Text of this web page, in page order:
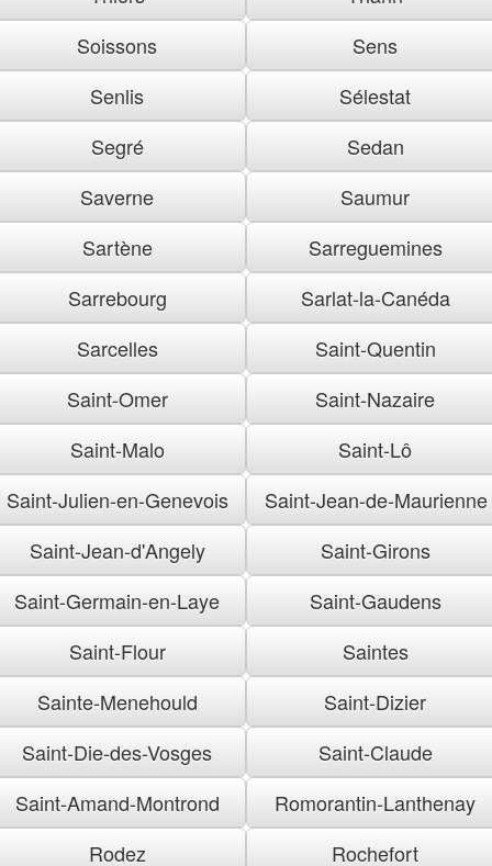
Soissons
Sens
Senlis
Sélestat
Segré
Sedan
Saverne
Saumur
Sartène
Sarreguemines
Sarrebourg
Sarlat-la-Canéda
Sarcelles
Saint-Quentin
Saint-Omer
Saint-Nazaire
Saint-Malo
Saint-Lô
Saint-Julien-en-Genevois
Saint-Jean-de-Maurienne
Saint-Jean-d'Angely
Saint-Girons
Saint-Germain-en-Laye
Saint-Gaudens
Saint-Flour
Saintes
Sainte-Menehould
Saint-Dizier
Saint-Die-des-Vosges
Saint-Claude
Saint-Amand-Montrond
Romorantin-Lanthenay
Rodez
Rochefort